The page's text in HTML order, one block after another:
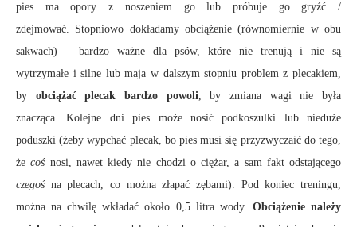
pies ma opory z noszeniem go lub próbuje go gryźć /
zdejmować. Stopniowo dokładamy obciążenie (równomiernie w obu
sakwach) – bardzo ważne dla psów, które nie trenują i nie są
wytrzymałe i silne lub maja w dalszym stopniu problem z plecakiem,
by obciążać plecak bardzo powoli, by zmiana wagi nie była
znacząca. Kolejne dni pies może nosić podkoszulki lub nieduże
poduszki (żeby wypchać plecak, bo pies musi się przyzwyczaić do tego,
żecośnosi, nawet kiedy nie chodzi o ciężar, a sam fakt odstającego
czegośna plecach, co można złapać zębami). Pod koniec treningu,
można na chwilę wkładać około 0,5 litra wody. Obciążenie należy